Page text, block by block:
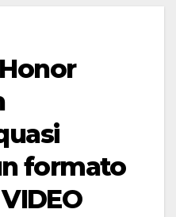
formato